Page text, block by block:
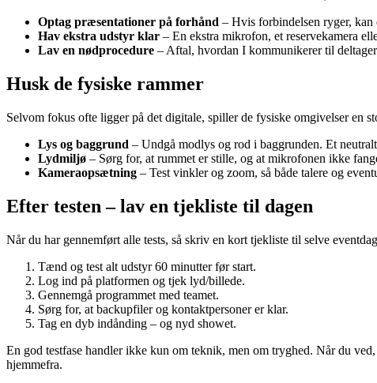
Optag præsentationer på forhånd – Hvis forbindelsen ryger,
Hav ekstra udstyr klar – En ekstra mikrofon, et reservekamera
Lav en nødprocedure – Aftal, hvordan I kommunikerer til
Husk de fysiske rammer
Selvom fokus ofte ligger på det digitale, spiller de fysiske omgivelser en
Lys og baggrund – Undgå modlys og rod i baggrunden. Et
Lydmiljø – Sørg for, at rummet er stille, og at mikrofonen ikke
Kameraopsætning – Test vinkler og zoom, så både talere og
Efter testen – lav en tjekliste til dagen
Når du har gennemført alle tests, så skriv en kort tjekliste til selve
Tænd og test alt udstyr 60 minutter før start.
Log ind på platformen og tjek lyd/billede.
Gennemgå programmet med teamet.
Sørg for, at backupfiler og kontaktpersoner er klar.
Tag en dyb indånding – og nyd showet.
En god testfase handler ikke kun om teknik, men om tryghed. Når du
hjemmefra.